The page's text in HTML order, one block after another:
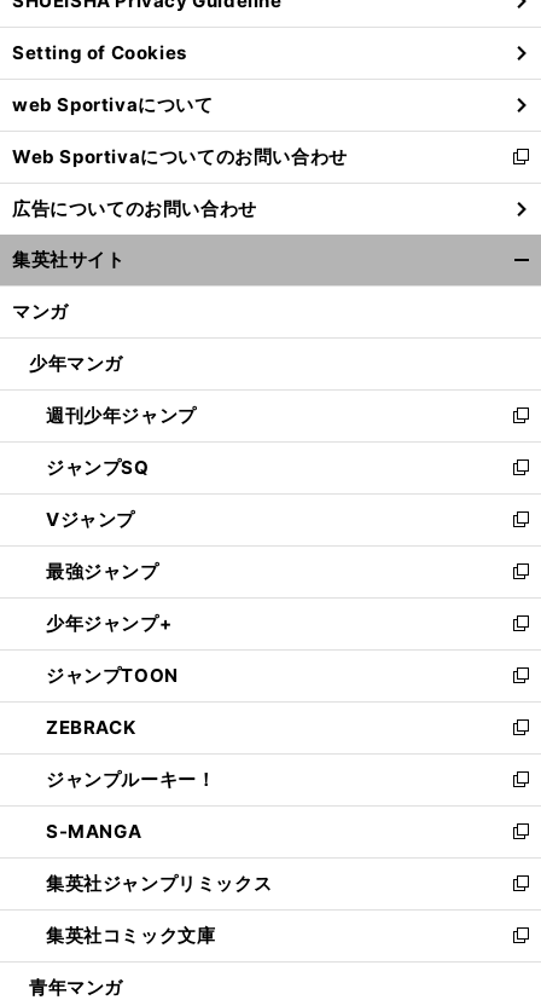
ン
ド
ウ
で
開
く
Setting of Cookies
web Sportivaについて
Web Sportivaについてのお問い合わせ
新
し
い
ウ
ィ
ン
ウ
開
く
広告についてのお問い合わせ
集英社サイト
マンガ
少年マンガ
週刊少年ジャンプ
新
し
い
ウ
ィ
ン
ド
ウ
で
開
く
ジャンプSQ
新
し
い
ウ
ィ
ン
ド
ウ
で
開
く
Vジャンプ
新
し
い
ウ
ィ
ン
ド
ウ
で
開
く
最強ジャンプ
新
し
い
ウ
ィ
ン
ド
ウ
で
開
く
少年ジャンプ+
新
し
い
ウ
ィ
ン
ド
ウ
で
開
く
ジャンプTOON
新
し
い
ウ
ィ
ン
ド
ウ
で
開
く
ZEBRACK
新
し
い
ウ
ィ
ン
ド
ウ
で
開
ジャンプルーキー！
新
し
い
ウ
ィ
ン
ド
ウ
S-MANGA
新
し
い
ウ
ィ
ン
集英社ジャンプリミックス
新
し
い
ウ
集英社コミック文庫
新
し
青年マンガ